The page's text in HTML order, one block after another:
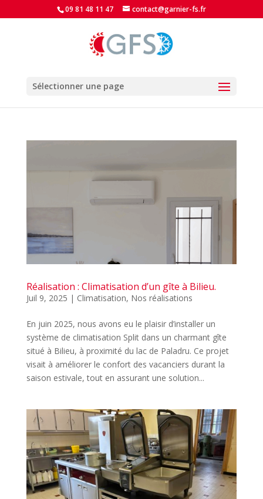
09 81 48 11 47 contact@garnier-fs.fr
Sélectionner une page
Réalisation : Climatisation d’un gîte à Bilieu.
Juil 9, 2025 | Climatisation, Nos réalisations
En juin 2025, nous avons eu le plaisir d’installer un
système de climatisation Split dans un charmant gîte
situé à Bilieu, à proximité du lac de Paladru. Ce projet
visait à améliorer le confort des vacanciers durant la
saison estivale, tout en assurant une solution...